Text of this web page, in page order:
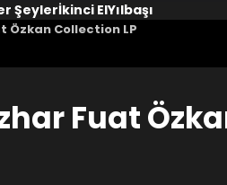
Şeylerİkinci ElYılbaşı
Özkan Collection LP
Fuat